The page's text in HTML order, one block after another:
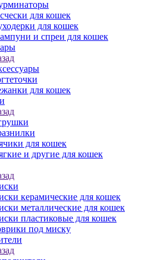
для кошек
для кошек
и спреи для кошек
для кошек
для кошек
и другие для кошек
керамические для кошек
металлические для кошек
пластиковые для кошек
под миску